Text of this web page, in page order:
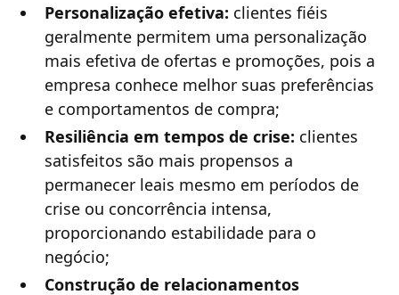
Personalização efetiva: clientes fiéis
geralmente permitem uma personalização
mais efetiva de ofertas e promoções, pois a
empresa conhece melhor suas preferências
e comportamentos de compra;
Resiliência em tempos de crise: clientes
satisfeitos são mais propensos a
permanecer leais mesmo em períodos de
crise ou concorrência intensa,
proporcionando estabilidade para o
negócio;
Construção de relacionamentos